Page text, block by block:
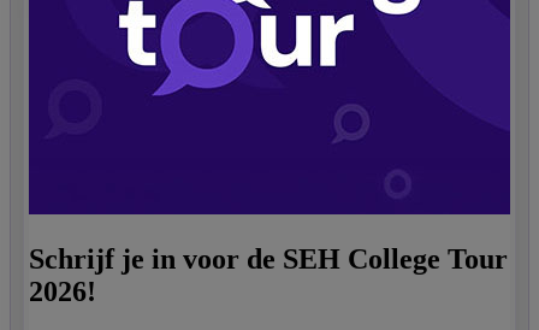
Schrijf je in voor de SEH College Tour
2026!